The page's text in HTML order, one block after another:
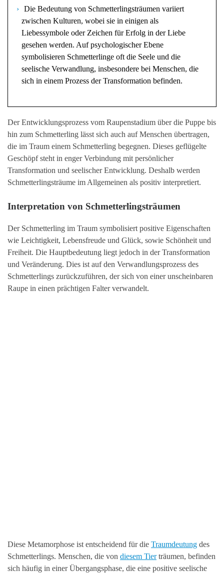
Die Bedeutung von Schmetterlingsträumen variiert
zwischen Kulturen, wobei sie in einigen als
Liebessymbole oder Zeichen für Erfolg in der Liebe
gesehen werden. Auf psychologischer Ebene
symbolisieren Schmetterlinge oft die Seele und die
seelische Verwandlung, insbesondere bei Menschen, die
sich in einem Prozess der Transformation befinden.
Der Entwicklungsprozess vom Raupenstadium über die Puppe bis
hin zum Schmetterling lässt sich auch auf Menschen übertragen,
die im Traum einem Schmetterling begegnen. Dieses geflügelte
Geschöpf steht in enger Verbindung mit persönlicher
Transformation und seelischer Entwicklung. Deshalb werden
Schmetterlingsträume im Allgemeinen als positiv interpretiert.
Interpretation von Schmetterlingsträumen
Der Schmetterling im Traum symbolisiert positive Eigenschaften
wie Leichtigkeit, Lebensfreude und Glück, sowie Schönheit und
Freiheit. Die Hauptbedeutung liegt jedoch in der Transformation
und Veränderung. Dies ist auf den Verwandlungsprozess des
Schmetterlings zurückzuführen, der sich von einer unscheinbaren
Raupe in einen prächtigen Falter verwandelt.
Diese Metamorphose ist entscheidend für die Traumdeutung des
Schmetterlings. Menschen, die von diesem Tierträumen, befinden
sich häufig in einer Übergangsphase, die eine positive seelische